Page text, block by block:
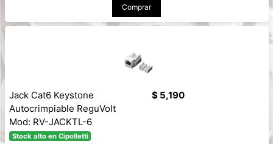
Comprar
Jack Cat6 Keystone
Autocrimpiable ReguVolt
Mod: RV-JACKTL-6
Stock alto en Cipolletti
$ 5,190